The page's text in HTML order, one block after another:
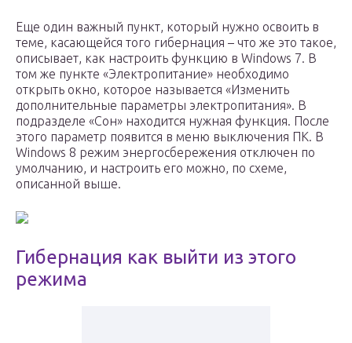
Еще один важный пункт, который нужно освоить в
теме, касающейся того гибернация – что же это такое,
описывает, как настроить функцию в Windows 7. В
том же пункте «Электропитание» необходимо
открыть окно, которое называется «Изменить
дополнительные параметры электропитания». В
подразделе «Сон» находится нужная функция. После
этого параметр появится в меню выключения ПК. В
Windows 8 режим энергосбережения отключен по
умолчанию, и настроить его можно, по схеме,
описанной выше.
Гибернация как выйти из этого
режима